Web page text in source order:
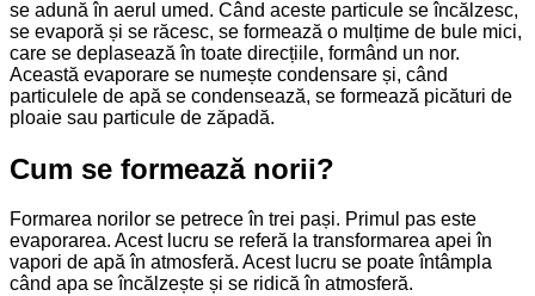
se adună în aerul umed. Când aceste particule se încălzesc,
se evaporă și se răcesc, se formează o mulțime de bule mici,
care se deplasează în toate direcțiile, formând un nor.
Această evaporare se numește condensare și, când
particulele de apă se condensează, se formează picături de
ploaie sau particule de zăpadă.
Cum se formează norii?
Formarea norilor se petrece în trei pași. Primul pas este
evaporarea. Acest lucru se referă la transformarea apei în
vapori de apă în atmosferă. Acest lucru se poate întâmpla
când apa se încălzește și se ridică în atmosferă.